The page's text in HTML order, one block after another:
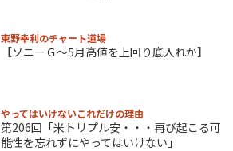
東野幸利のチャート道場
【ソニーＧ～5月高値を上回り底入れか】
やってはいけないこれだけの理由
第206回「米トリプル安・・・再び起こる可
能性を忘れずにやってはいけない」